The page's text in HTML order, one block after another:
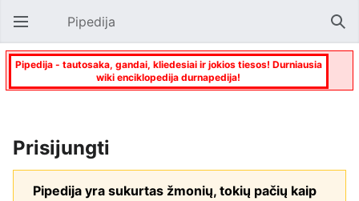
Atverti pagrindinį meniu Pipedija
Pipedija - tautosaka, gandai, kliedesiai ir jokios tiesos! Durniausia
wiki enciklopedija durnapedija!
Prisijungti
Pipedija yra sukurtas žmonių, tokių pačių kaip